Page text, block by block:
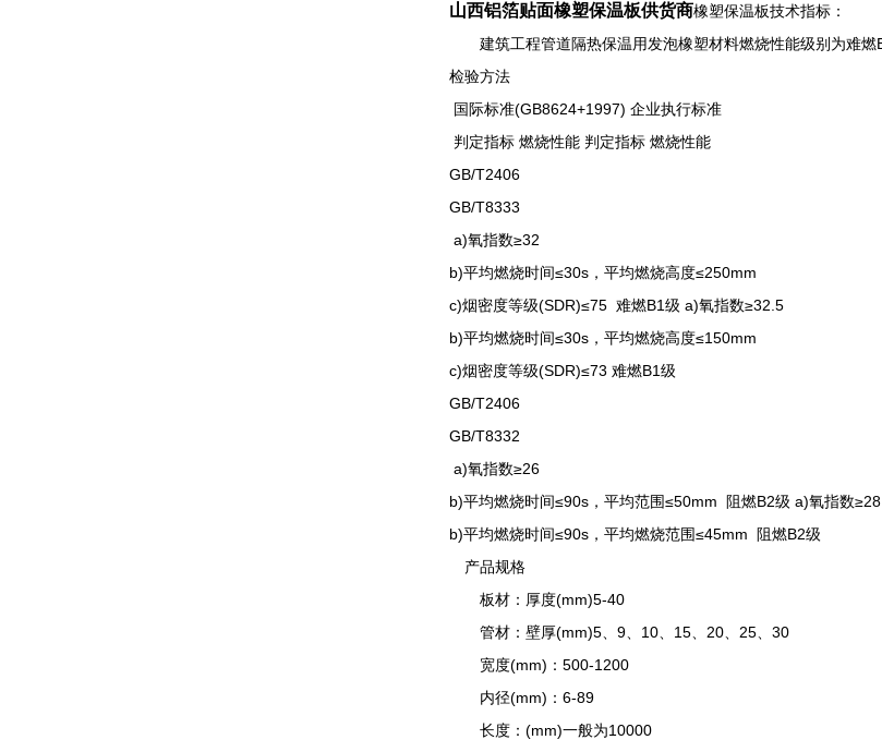
山西铝箔贴面橡塑保温板供货商橡塑保温板技术指标：
建筑工程管道隔热保温用发泡橡塑材料燃烧性能级别为难燃
检验方法
国际标准(GB8624+1997) 企业执行标准
判定指标 燃烧性能 判定指标 燃烧性能
GB/T2406
GB/T8333
a)氧指数≥32
b)平均燃烧时间≤30s，平均燃烧高度≤250mm
c)烟密度等级(SDR)≤75 难燃B1级 a)氧指数≥32.5
b)平均燃烧时间≤30s，平均燃烧高度≤150mm
c)烟密度等级(SDR)≤73 难燃B1级
GB/T2406
GB/T8332
a)氧指数≥26
b)平均燃烧时间≤90s，平均范围≤50mm 阻燃B2级 a)氧指数≥28
b)平均燃烧时间≤90s，平均燃烧范围≤45mm 阻燃B2级
产品规格
板材：厚度(mm)5-40
管材：壁厚(mm)5、9、10、15、20、25、30
宽度(mm)：500-1200
内径(mm)：6-89
长度：(mm)一般为10000